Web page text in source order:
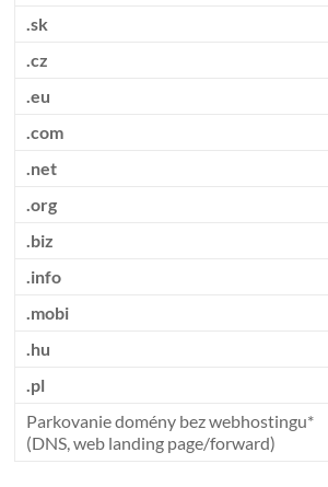
.sk
.cz
.eu
.com
.net
.org
.biz
.info
.mobi
.hu
.pl
Parkovanie domény bez webhostingu*
(DNS, web landing page/forward)